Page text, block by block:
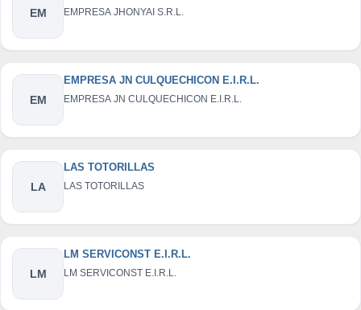
EM EMPRESA JHONYAI S.R.L.
EM
EMPRESA JN CULQUECHICON E.I.R.L.
EMPRESA JN CULQUECHICON E.I.R.L.
LA
LAS TOTORILLAS
LAS TOTORILLAS
LM
LM SERVICONST E.I.R.L.
LM SERVICONST E.I.R.L.